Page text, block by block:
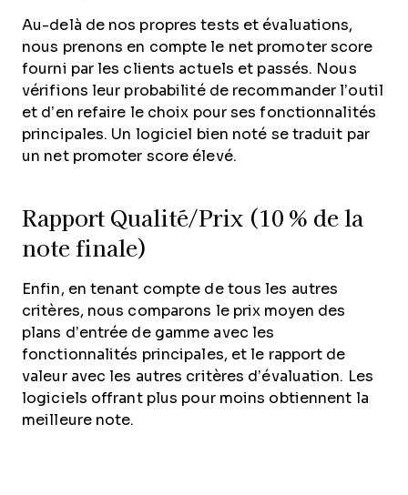
Au-delà de nos propres tests et évaluations,
nous prenons en compte le net promoter score
fourni par les clients actuels et passés. Nous
vérifions leur probabilité de recommander l’outil
et d’en refaire le choix pour ses fonctionnalités
principales. Un logiciel bien noté se traduit par
un net promoter score élevé.
Rapport Qualité/Prix (10 % de la
note finale)
Enfin, en tenant compte de tous les autres
critères, nous comparons le prix moyen des
plans d’entrée de gamme avec les
fonctionnalités principales, et le rapport de
valeur avec les autres critères d’évaluation. Les
logiciels offrant plus pour moins obtiennent la
meilleure note.